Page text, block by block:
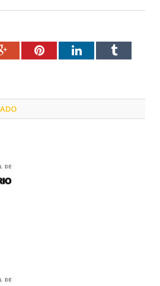
Google+PinterestLinkedInTumblr